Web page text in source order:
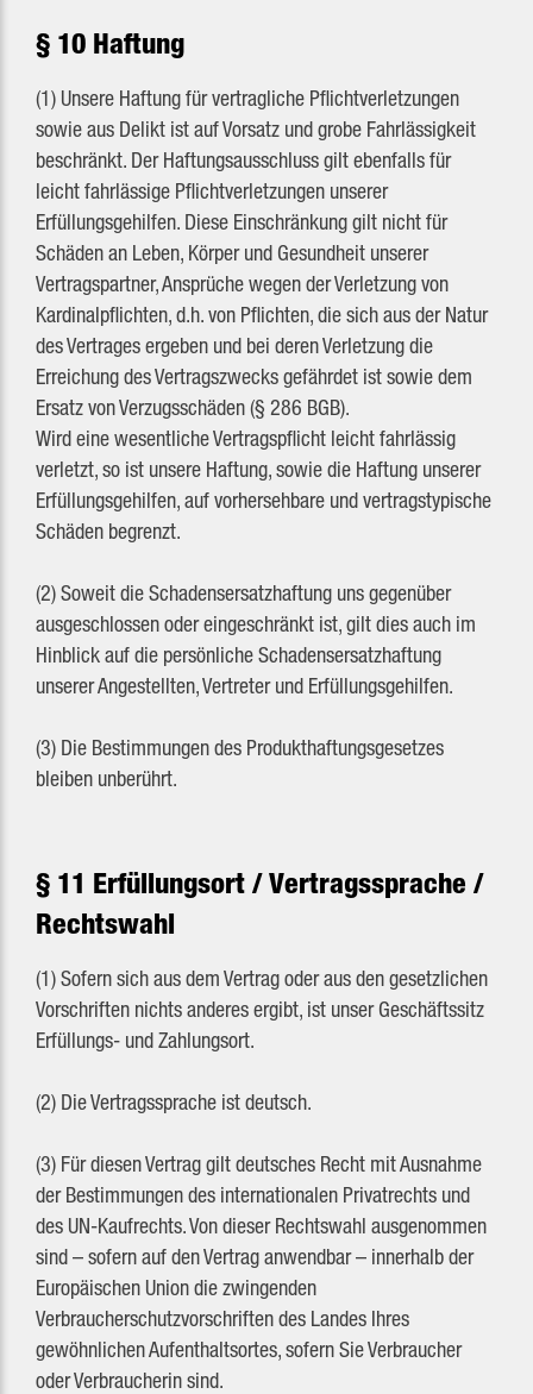
§ 10 Haftung
(1) Unsere Haftung für vertragliche Pflichtverletzungen
sowie aus Delikt ist auf Vorsatz und grobe Fahrlässigkeit
beschränkt. Der Haftungsausschluss gilt ebenfalls für
leicht fahrlässige Pflichtverletzungen unserer
Erfüllungsgehilfen. Diese Einschränkung gilt nicht für
Schäden an Leben, Körper und Gesundheit unserer
Vertragspartner, Ansprüche wegen der Verletzung von
Kardinalpflichten, d.h. von Pflichten, die sich aus der Natur
des Vertrages ergeben und bei deren Verletzung die
Erreichung des Vertragszwecks gefährdet ist sowie dem
Ersatz von Verzugsschäden (§ 286 BGB).
Wird eine wesentliche Vertragspflicht leicht fahrlässig
verletzt, so ist unsere Haftung, sowie die Haftung unserer
Erfüllungsgehilfen, auf vorhersehbare und vertragstypische
Schäden begrenzt.
(2) Soweit die Schadensersatzhaftung uns gegenüber
ausgeschlossen oder eingeschränkt ist, gilt dies auch im
Hinblick auf die persönliche Schadensersatzhaftung
unserer Angestellten, Vertreter und Erfüllungsgehilfen.
(3) Die Bestimmungen des Produkthaftungsgesetzes
bleiben unberührt.
§ 11 Erfüllungsort / Vertragssprache /
Rechtswahl
(1) Sofern sich aus dem Vertrag oder aus den gesetzlichen
Vorschriften nichts anderes ergibt, ist unser Geschäftssitz
Erfüllungs- und Zahlungsort.
(2) Die Vertragssprache ist deutsch.
(3) Für diesen Vertrag gilt deutsches Recht mit Ausnahme
der Bestimmungen des internationalen Privatrechts und
des UN-Kaufrechts. Von dieser Rechtswahl ausgenommen
sind – sofern auf den Vertrag anwendbar – innerhalb der
Europäischen Union die zwingenden
Verbraucherschutzvorschriften des Landes Ihres
gewöhnlichen Aufenthaltsortes, sofern Sie Verbraucher
oder Verbraucherin sind.